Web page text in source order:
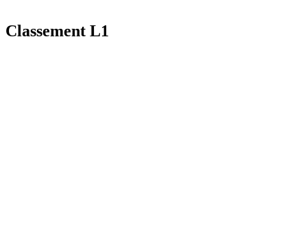
Classement L1